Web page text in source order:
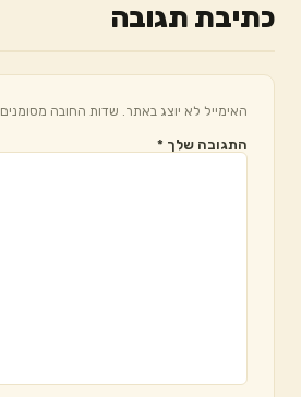
כתיבת תגובה
האימייל לא יוצג באתר. שדות החובה מסומנים
התגובה שלך *